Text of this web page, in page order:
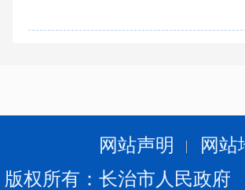
网站声明 网站
版权所有：长治市人民政